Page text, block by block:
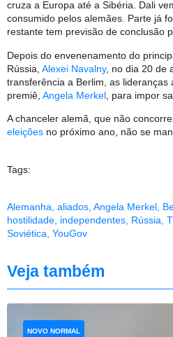
cruza a Europa até a Sibéria. Dali
consumido pelos alemães. Parte já
restante tem previsão de conclusão
Depois do envenenamento do
Rússia, Alexei Navalny, no dia 20 de
transferência a Berlim, as lideranças
premiê, Angela Merkel , para impor
A chanceler alemã, que não
eleições no próximo ano, não se
Tags:
Alemanha aliados Angela Merkel
hostilidade independentes Rússia
Soviética YouGov
Veja também
NOVO NORMAL